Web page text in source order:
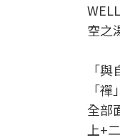
空之
「
「
全部
上+